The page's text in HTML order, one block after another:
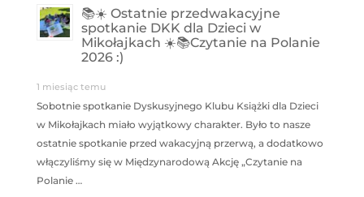
📚☀️ Ostatnie przedwakacyjne
spotkanie DKK dla Dzieci w
Mikołajkach ☀️📚Czytanie na Polanie
2026 :)
1 miesiąc temu
Sobotnie spotkanie Dyskusyjnego Klubu Książki dla Dzieci
w Mikołajkach miało wyjątkowy charakter. Było to nasze
ostatnie spotkanie przed wakacyjną przerwą, a dodatkowo
włączyliśmy się w Międzynarodową Akcję „Czytanie na
Polanie …